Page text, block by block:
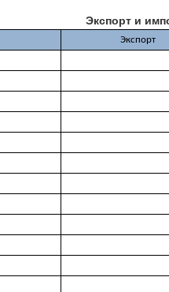
Экспорт и
Экспорт